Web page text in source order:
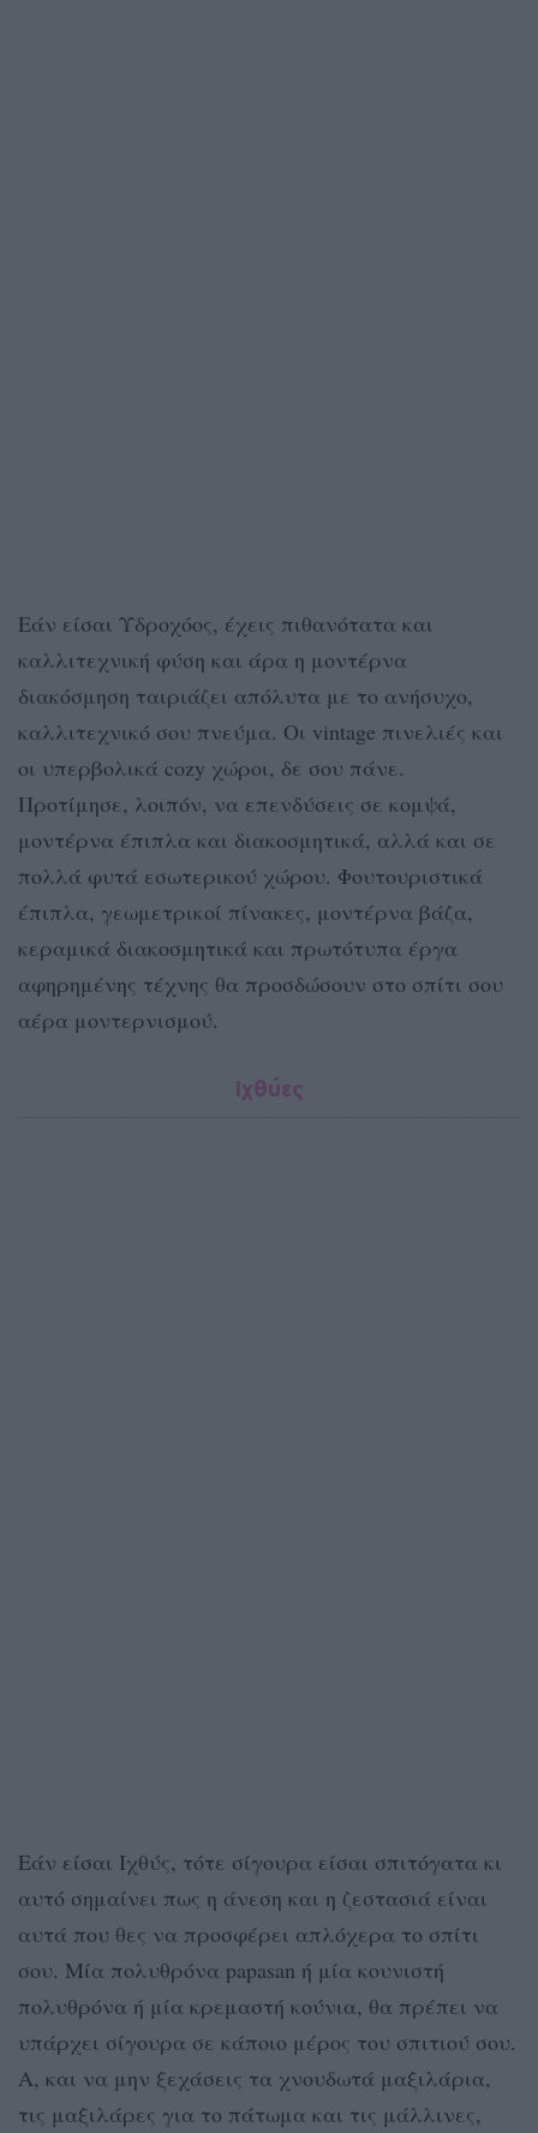
Εάν είσαι Υδροχόος, έχεις πιθανότατα και
καλλιτεχνική φύση και άρα η μοντέρνα
διακόσμηση ταιριάζει απόλυτα με το ανήσυχο,
καλλιτεχνικό σου πνεύμα. Οι vintage πινελιές και
οι υπερβολικά cozy χώροι, δε σου πάνε.
Προτίμησε, λοιπόν, να επενδύσεις σε κομψά,
μοντέρνα έπιπλα και διακοσμητικά, αλλά και σε
πολλά φυτά εσωτερικού χώρου. Φουτουριστικά
έπιπλα, γεωμετρικοί πίνακες, μοντέρνα βάζα,
κεραμικά διακοσμητικά και πρωτότυπα έργα
αφηρημένης τέχνης θα προσδώσουν στο σπίτι σου
αέρα μοντερνισμού.
Ιχθύες
Εάν είσαι Ιχθύς, τότε σίγουρα είσαι σπιτόγατα κι
αυτό σημαίνει πως η άνεση και η ζεστασιά είναι
αυτά που θες να προσφέρει απλόχερα το σπίτι
σου. Μία πολυθρόνα papasan ή μία κουνιστή
πολυθρόνα ή μία κρεμαστή κούνια, θα πρέπει να
υπάρχει σίγουρα σε κάποιο μέρος του σπιτιού σου.
Α, και να μην ξεχάσεις τα χνουδωτά μαξιλάρια,
τις μαξιλάρες για το πάτωμα και τις μάλλινες,